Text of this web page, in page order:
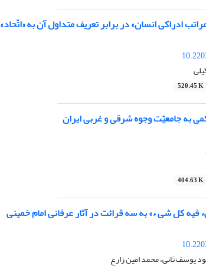
ادراکی انسان» در برابر تعریف متداول آن به «اتّحاد»
520.45 K
به جامعیّت وجوه شرقی و غربی ایران
404.63 K
کل شی ء» به سه قرائت در آثار عرفانی امام خمینی
یوسف ثانی، محمد امین زارع